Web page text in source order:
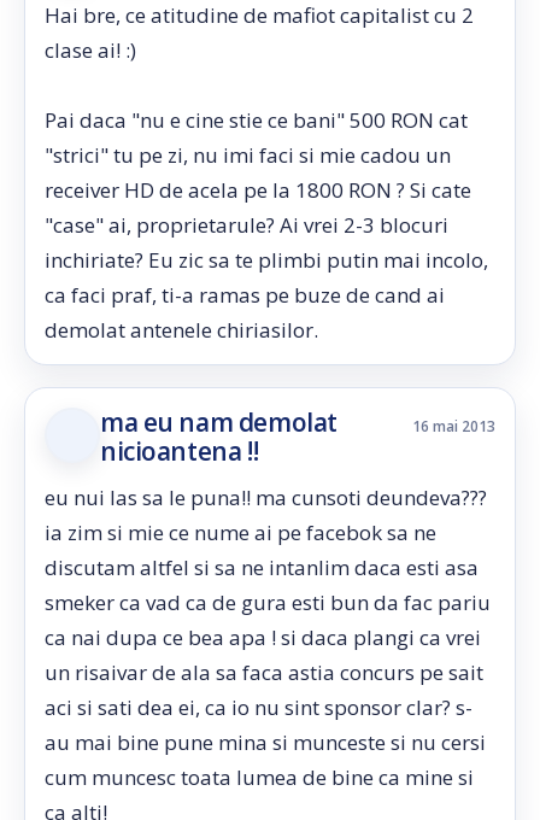
Hai bre, ce atitudine de mafiot capitalist cu 2
clase ai! :)
Pai daca "nu e cine stie ce bani" 500 RON cat
"strici" tu pe zi, nu imi faci si mie cadou un
receiver HD de acela pe la 1800 RON ? Si cate
"case" ai, proprietarule? Ai vrei 2-3 blocuri
inchiriate? Eu zic sa te plimbi putin mai incolo,
ca faci praf, ti-a ramas pe buze de cand ai
demolat antenele chiriasilor.
ma eu nam demolat
nicioantena !!
16 mai 2013
eu nui las sa le puna!! ma cunsoti deundeva???
ia zim si mie ce nume ai pe facebok sa ne
discutam altfel si sa ne intanlim daca esti asa
smeker ca vad ca de gura esti bun da fac pariu
ca nai dupa ce bea apa ! si daca plangi ca vrei
un risaivar de ala sa faca astia concurs pe sait
aci si sati dea ei, ca io nu sint sponsor clar? s-
au mai bine pune mina si munceste si nu cersi
cum muncesc toata lumea de bine ca mine si
ca alti!